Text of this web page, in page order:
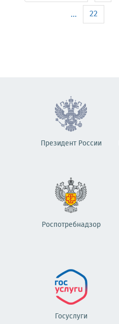
...
22
Президент России
Роспотребнадзор
Госуслуги